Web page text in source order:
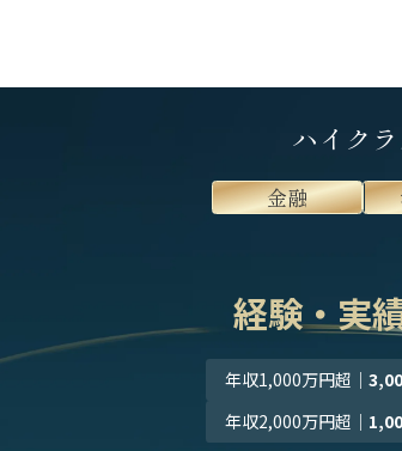
ハイク
金融
経験・実
年収1,000万円超 ｜
年収2,000万円超 ｜